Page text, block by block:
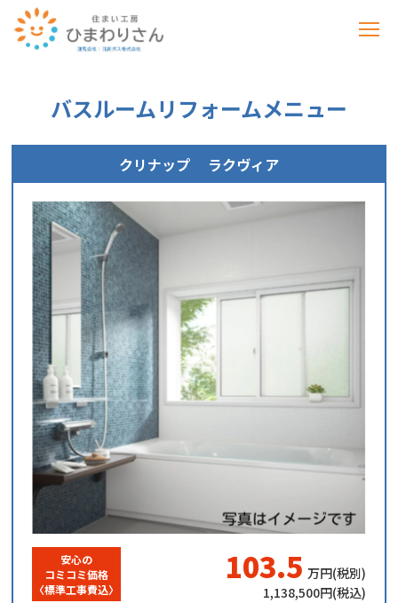
バスルームリフォームメニュー
クリナップ ラクヴィア
安心の
コミコミ価格
​〈標準工事費込〉
103.5 万円(税別)
1,138,500円(税込)